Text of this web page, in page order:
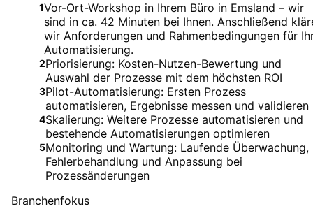
1Vor-Ort-Workshop in Ihrem Büro in Emsland – wir
sind in ca. 42 Minuten bei Ihnen. Anschließend
wir Anforderungen und Rahmenbedingungen für
Automatisierung.
2Priorisierung: Kosten-Nutzen-Bewertung und
Auswahl der Prozesse mit dem höchsten ROI
3Pilot-Automatisierung: Ersten Prozess
automatisieren, Ergebnisse messen und validieren
4Skalierung: Weitere Prozesse automatisieren und
bestehende Automatisierungen optimieren
5Monitoring und Wartung: Laufende Überwachung,
Fehlerbehandlung und Anpassung bei
Prozessänderungen
Branchenfokus